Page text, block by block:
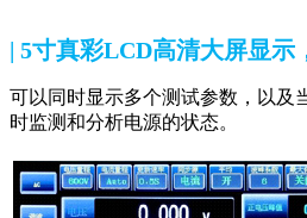
| 5寸真彩LCD高清大屏显示
可以同时显示多个测试参数，以及
时监测和分析电源的状态。